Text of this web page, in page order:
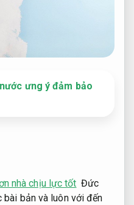
ưng ý đảm bảo
nhà chịu lực tốt Đức
bài bản và luôn với đến